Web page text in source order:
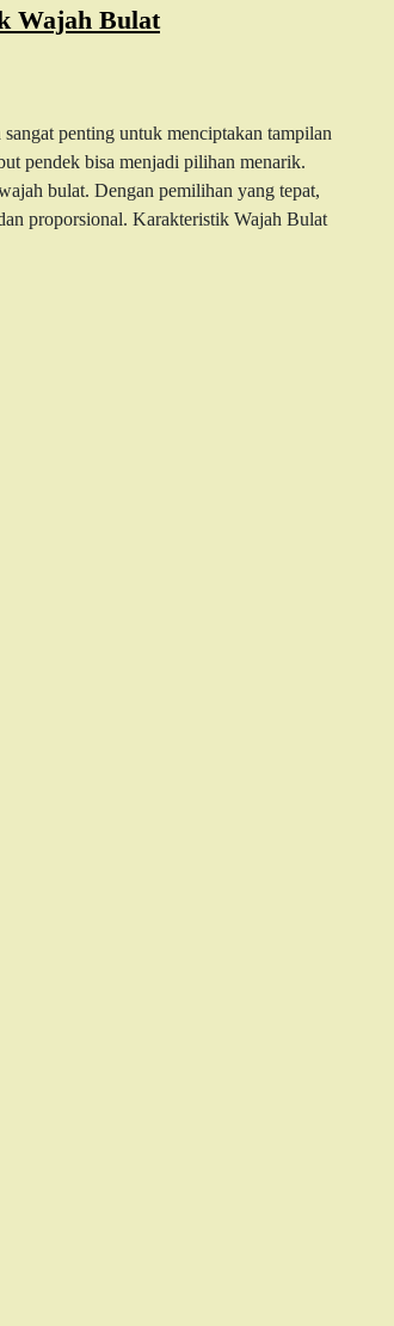
Wajah Bulat
penting untuk menciptakan tampilan
pendek bisa menjadi pilihan menarik.
bulat. Dengan pemilihan yang tepat,
proporsional. Karakteristik Wajah Bulat